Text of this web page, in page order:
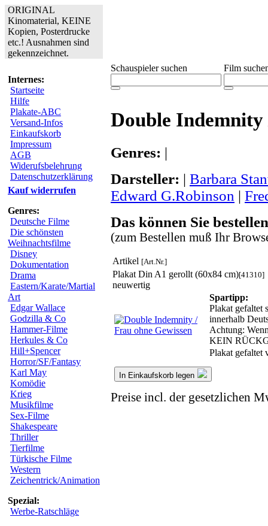
ORIGINAL
Kinomaterial, KEINE
Kopien, Posterdrucke
etc.! Ausnahmen sind
gekennzeichnet.
Internes:
Startseite
Hilfe
Plakate-ABC
Versand-Infos
Einkaufskorb
Impressum
AGB
Widerufsbelehrung
Datenschutzerklärung
Kauf widerrufen
Genres:
Deutsche Filme
Die schönsten
Weihnachtsfilme
Disney
Dokumentation
Drama
Eastern/Karate/Martial
Art
Edgar Wallace
Godzilla & Co
Hammer-Filme
Herkules & Co
Hill+Spencer
Horror/SF/Fantasy
Karl May
Komödie
Krieg
Musikfilme
Sex-Filme
Shakespeare
Thriller
Tierfilme
Türkische Filme
Western
Zeichentrick/Animation
Spezial:
Werbe-Ratschläge
Schauspieler suchen Film
Double Indemnity
Genres: |
Darsteller: | Barbara
Edward G.Robinson |
Das können Sie
(zum Bestellen muß Ihr
Artikel [Art.Nr.]
Plakat Din A1 gerollt (60x84 cm)[41310]
neuwertig
Spartipp:
Plakat gefaltet
innerhalb
Achtung:
KEIN
Plakat gefaltet
In Einkaufskorb legen
Preise incl. der gesetzlichen